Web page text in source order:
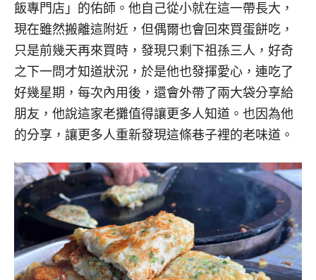
飯專門店」的佑師。他自己從小就在這一帶長大，
現在雖然搬離這附近，但偶爾也會回來買蛋餅吃，
只是前幾天再來買時，發現只剩下祖孫三人，好奇
之下一問才知道狀況，於是他也發揮愛心，連吃了
好幾星期，每次內用後，還會外帶了兩大袋分享給
朋友，他說這家老攤值得讓更多人知道。也因為他
的分享，讓更多人重新發現這條巷子裡的老味道。